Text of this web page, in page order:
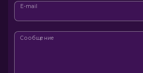
E-mail
Сообщение